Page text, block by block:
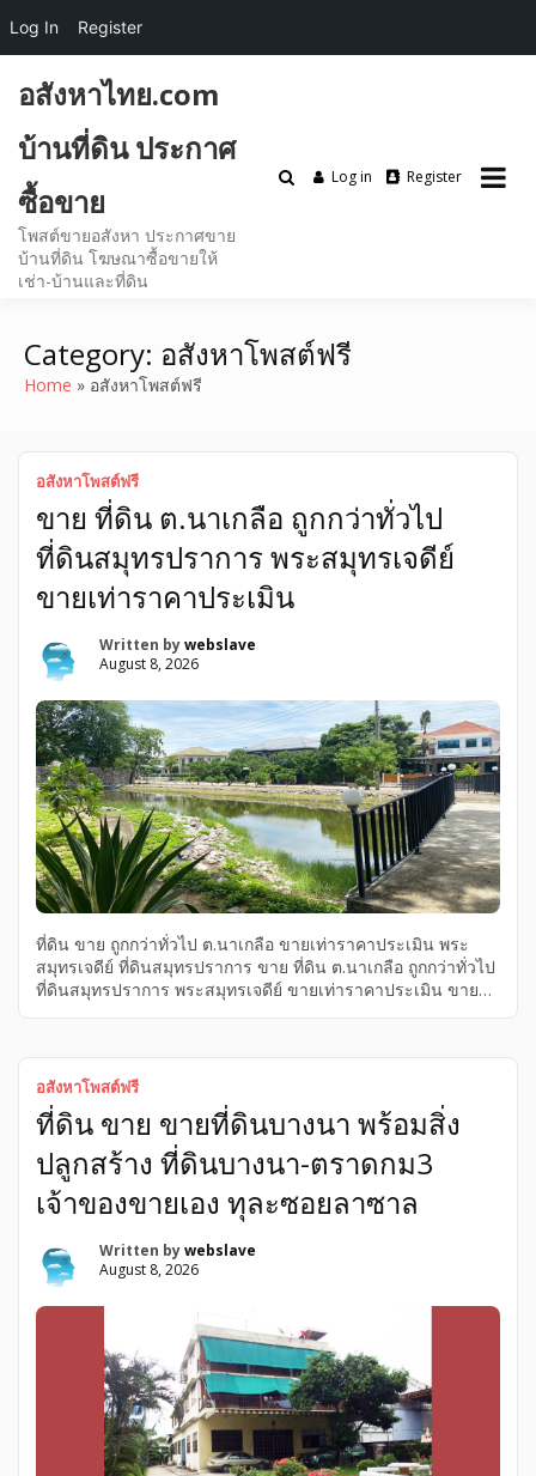
content
อสังหาไทย.com
บ้านที่ดิน ประกาศ
ซื้อขาย
โพสต์ขายอสังหา ประกาศขาย
บ้านที่ดิน โฆษณาซื้อขายให้
เช่า-บ้านและที่ดิน
Log in Register
Category: อสังหาโพสต์ฟรี
Home อสังหาโพสต์ฟรี
อสังหาโพสต์ฟรี
ขาย ที่ดิน ต.นาเกลือ ถูกกว่าทั่วไป
ที่ดินสมุทรปราการ พระสมุทรเจดีย์
ขายเท่าราคาประเมิน
Written bywebslave
August 8, 2026
ที่ดิน ขาย ถูกกว่าทั่วไป ต.นาเกลือ ขายเท่าราคาประเมิน พระ
สมุทรเจดีย์ ที่ดินสมุทรปราการ ขาย ที่ดิน ต.นาเกลือ ถูกกว่าทั่วไป
ที่ดินสมุทรปราการ พระสมุทรเจดีย์ ขายเท่าราคาประเมิน ขาย
ที่ดิน ต.นาเกลือ ถูกกว่าทั่วไป ที่ดินสมุทรปราการ พระสมุทรเจดีย์
ขายเท่าราคาประเมิน ถูกพิเศษมากๆที่ดินสมุทรปราการ ที่ดิน
สมุทรปราการขายถูกกว่าทั่วไป ที่ดินพระสมุทรเจดีย์ขายเท่าราคา
ประเมิน ต.นาเกลือ ที่สวย ราคาถูกกว่าทั่วไป ถูกกว่าใกล้เคียง
ถนนเมน ประชาอุทิศ90 ราคาพิเศษ 105ตารางวา ขายถูกเท่า
ราคาประเมิน เหมาะสร้างบ้าน ที่สวย ราคาถูกกว่าทั่วไป ถูกกว่า
ใกล้เคียง ในโครงการ ยื่นกู้สร้างบ้านได้สูง เต้มเครดิต ขายที่ดิน
เปล่าทำเลหน้าสวน ถนนเมน ในโครงการเพลสแอนด์พาร์ค-
สมุทรปราการ พิเศษมากๆ ขายถูกเท่าราคาประเมิน เหมาะสร้าง
บ้าน […]
อสังหาโพสต์ฟรี
ที่ดิน ขาย ขายที่ดินบางนา พร้อมสิ่ง
ปลูกสร้าง ที่ดินบางนา-ตราดกม3
เจ้าของขายเอง ทุละซอยลาซาล
Written bywebslave
August 8, 2026
Log In Register